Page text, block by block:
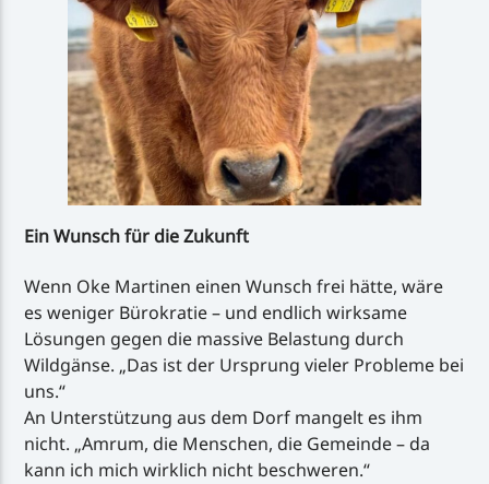
Ein Wunsch für die Zukunft
Wenn Oke Martinen einen Wunsch frei hätte, wäre
es weniger Bürokratie – und endlich wirksame
Lösungen gegen die massive Belastung durch
Wildgänse. „Das ist der Ursprung vieler Probleme bei
uns.“
An Unterstützung aus dem Dorf mangelt es ihm
nicht. „Amrum, die Menschen, die Gemeinde – da
kann ich mich wirklich nicht beschweren.“